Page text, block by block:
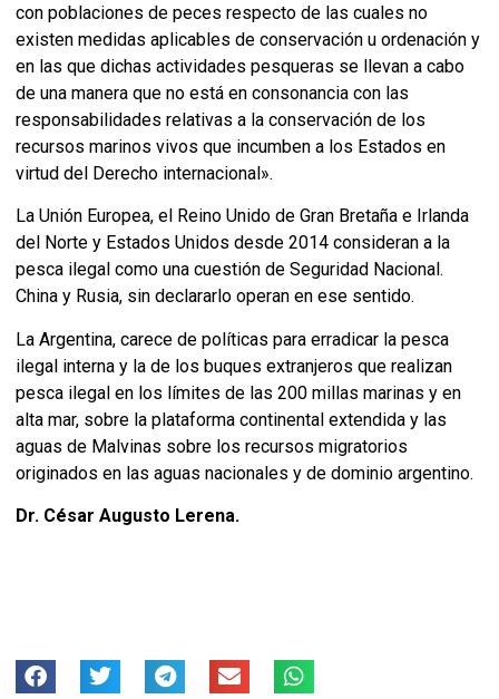
con poblaciones de peces respecto de las cuales no
existen medidas aplicables de conservación u ordenación y
en las que dichas actividades pesqueras se llevan a cabo
de una manera que no está en consonancia con las
responsabilidades relativas a la conservación de los
recursos marinos vivos que incumben a los Estados en
virtud del Derecho internacional».
La Unión Europea, el Reino Unido de Gran Bretaña e Irlanda
del Norte y Estados Unidos desde 2014 consideran a la
pesca ilegal como una cuestión de Seguridad Nacional.
China y Rusia, sin declararlo operan en ese sentido.
La Argentina, carece de políticas para erradicar la pesca
ilegal interna y la de los buques extranjeros que realizan
pesca ilegal en los límites de las 200 millas marinas y en
alta mar, sobre la plataforma continental extendida y las
aguas de Malvinas sobre los recursos migratorios
originados en las aguas nacionales y de dominio argentino.
Dr. César Augusto Lerena.